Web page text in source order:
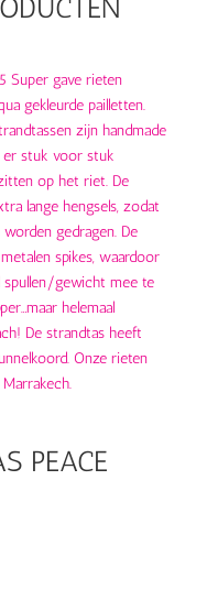
PEACE